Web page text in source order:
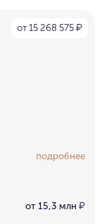
от 15 268 575 ₽
подробнее
от 15,3 млн ₽